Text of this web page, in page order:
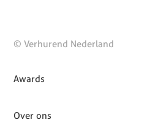
© Verhurend Nederland
Awards
Over ons